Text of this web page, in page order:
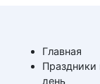
Главная
день